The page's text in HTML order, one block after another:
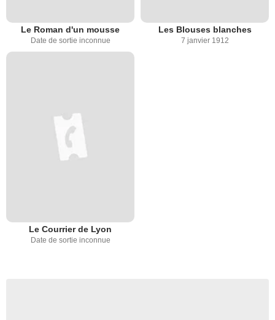
Le Roman d'un mousse
Date de sortie inconnue
Les Blouses blanches
7 janvier 1912
Le Courrier de Lyon
Date de sortie inconnue